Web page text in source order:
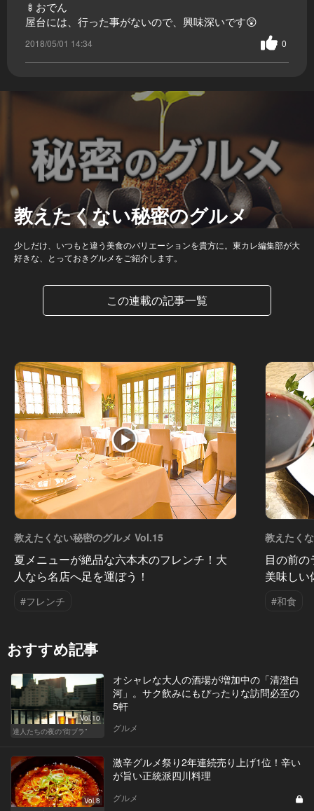
🍢おでん
屋台には、行った事がないので、興味深いです😲
2018/05/01 14:34 0
教えたくない秘密のグルメ
少しだけ、いつもと違う美食のバリエーションを貴方に。東カレ編集部が大
好きな、とっておきグルメをご紹介します。
この連載の記事一覧
教えたくない秘密のグルメ Vol.15
夏メニューが絶品な六本木のフレンチ！大
人なら名店へ足を運ぼう！
#フレンチ
教えたく
目の前
美味しい
#和食
おすすめ記事
Vol.10
達人たちの夜の“街ブラ”
オシャレな大人の酒場が増加中の「清澄白
河」。サク飲みにもぴったりな訪問必至の
5軒
グルメ
Vol.8
激辛グルメ祭り2年連続売り上げ1位！辛い
が旨い正統派四川料理
グルメ